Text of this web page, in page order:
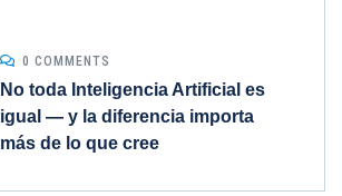
0 COMMENTS
No toda Inteligencia Artificial es
igual — y la diferencia importa
más de lo que cree